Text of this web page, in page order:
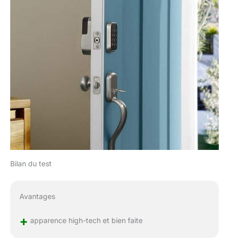
Bilan du test
Avantages
+ apparence high-tech et bien faite